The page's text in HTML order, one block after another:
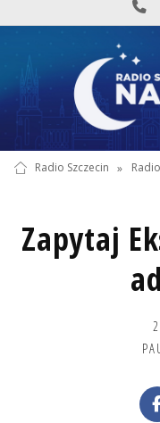
Radio Szczecin »
Zapytaj